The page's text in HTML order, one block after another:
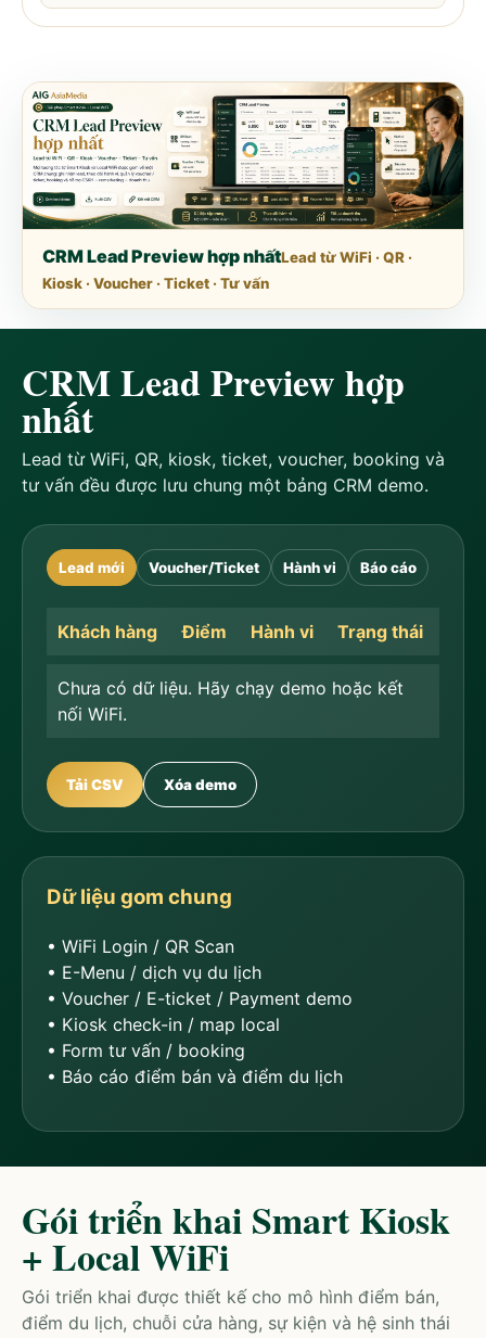
CRM Lead Preview hợp nhấtLead từ WiFi · QR ·
Kiosk · Voucher · Ticket · Tư vấn
CRM Lead Preview hợp
nhất
Lead từ WiFi, QR, kiosk, ticket, voucher, booking và
tư vấn đều được lưu chung một bảng CRM demo.
Lead mới Voucher/Ticket Hành vi Báo cáo
Khách hàng Điểm Hành vi Trạng thái
Chưa có dữ liệu. Hãy chạy demo hoặc kết
nối WiFi.
Tải CSV Xóa demo
Dữ liệu gom chung
• WiFi Login / QR Scan
• E-Menu / dịch vụ du lịch
• Voucher / E-ticket / Payment demo
• Kiosk check-in / map local
• Form tư vấn / booking
• Báo cáo điểm bán và điểm du lịch
Gói triển khai Smart Kiosk
+ Local WiFi
Gói triển khai được thiết kế cho mô hình điểm bán,
điểm du lịch, chuỗi cửa hàng, sự kiện và hệ sinh thái